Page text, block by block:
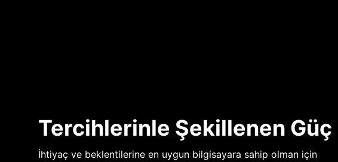
Tercihlerinle Şekillenen Güç
İhtiyaç ve beklentilerine en uygun bilgisayara sahip olman için